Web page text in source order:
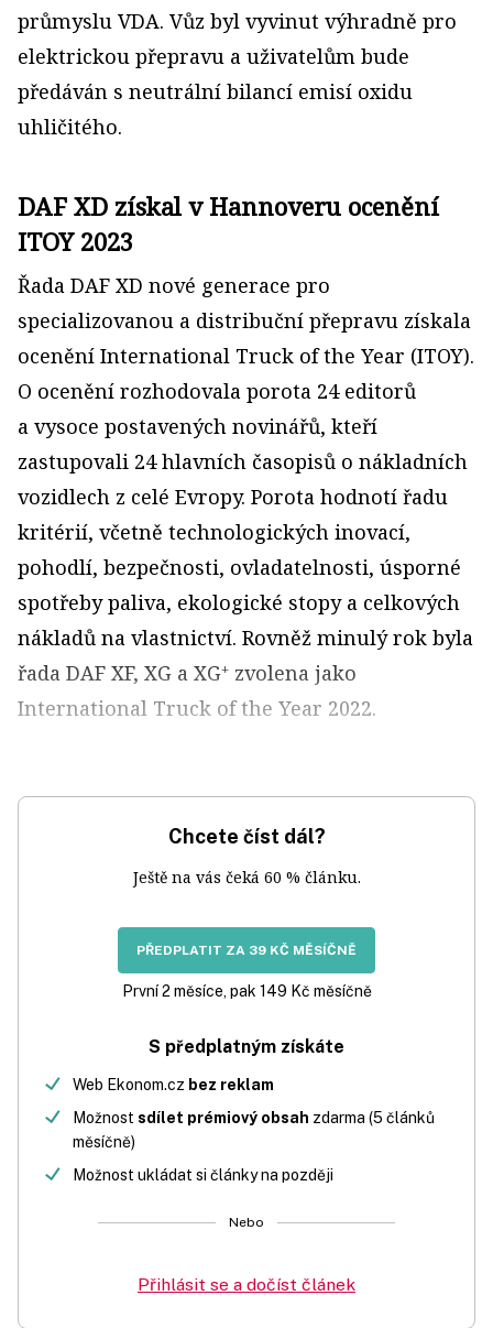
průmyslu VDA. Vůz byl vyvinut výhradně pro
elektrickou přepravu a uživatelům bude
předáván s neutrální bilancí emisí oxidu
uhličitého.
DAF XD získal v Hannoveru ocenění
ITOY 2023
Řada DAF XD nové generace pro
specializovanou a distribuční přepravu získala
ocenění International Truck of the Year (ITOY).
O ocenění rozhodovala porota 24 editorů
a vysoce postavených novinářů, kteří
zastupovali 24 hlavních časopisů o nákladních
vozidlech z celé Evropy. Porota hodnotí řadu
kritérií, včetně technologických inovací,
pohodlí, bezpečnosti, ovladatelnosti, úsporné
spotřeby paliva, ekologické stopy a celkových
nákladů na vlastnictví. Rovněž minulý rok byla
řada DAF XF, XG a XG⁺ zvolena jako
International Truck of the Year 2022.
Chcete číst dál?
Ještě na vás čeká 60 % článku.
PŘEDPLATIT ZA 39 KČ MĚSÍČNĚ
První 2 měsíce, pak 149 Kč měsíčně
S předplatným získáte
Web Ekonom.cz bez reklam
Možnost sdílet prémiový obsah zdarma (5 článků
měsíčně)
Možnost ukládat si články na později
Nebo
Přihlásit se a dočíst článek